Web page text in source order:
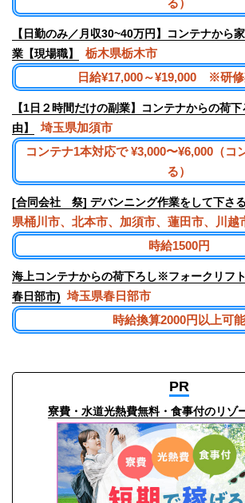
る）
【日勤のみ／月収30~40万円】コンテナから
業【現場職】
栃木県栃木市
日給¥17,000～¥19,000 ※研
【1日２時間だけの副業】コンテナからの荷
由】
埼玉県加須市
コンテナ1本対応で ¥3,000〜¥6,000（コ
る）
[合同会社 祭] デバンニング作業をして下さ
県桶川市、北本市、加須市、蓮田市、川越
時給1500円
海上コンテナからの荷下ろし※フォークリフ
春日部市) 埼玉県春日部市
時給換算2000円以上可能
PR
寮費・水道光熱費無料・食事付のリゾ